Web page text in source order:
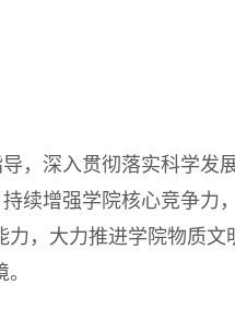
深入贯彻落实科学发展
续增强学院核心竞争力
，大力推进学院物质文